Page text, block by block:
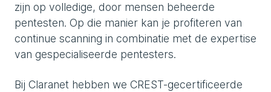
zijn op volledige, door mensen beheerde
pentesten. Op die manier kan je profiteren van
continue scanning in combinatie met de expertise
van gespecialiseerde pentesters.
Bij Claranet hebben we CREST-gecertificeerde